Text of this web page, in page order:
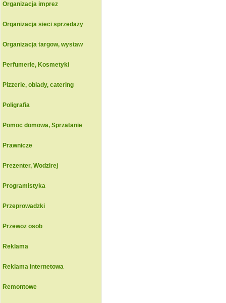
Organizacja imprez
Organizacja sieci sprzedazy
Organizacja targow, wystaw
Perfumerie, Kosmetyki
Pizzerie, obiady, catering
Poligrafia
Pomoc domowa, Sprzatanie
Prawnicze
Prezenter, Wodzirej
Programistyka
Przeprowadzki
Przewoz osob
Reklama
Reklama internetowa
Remontowe